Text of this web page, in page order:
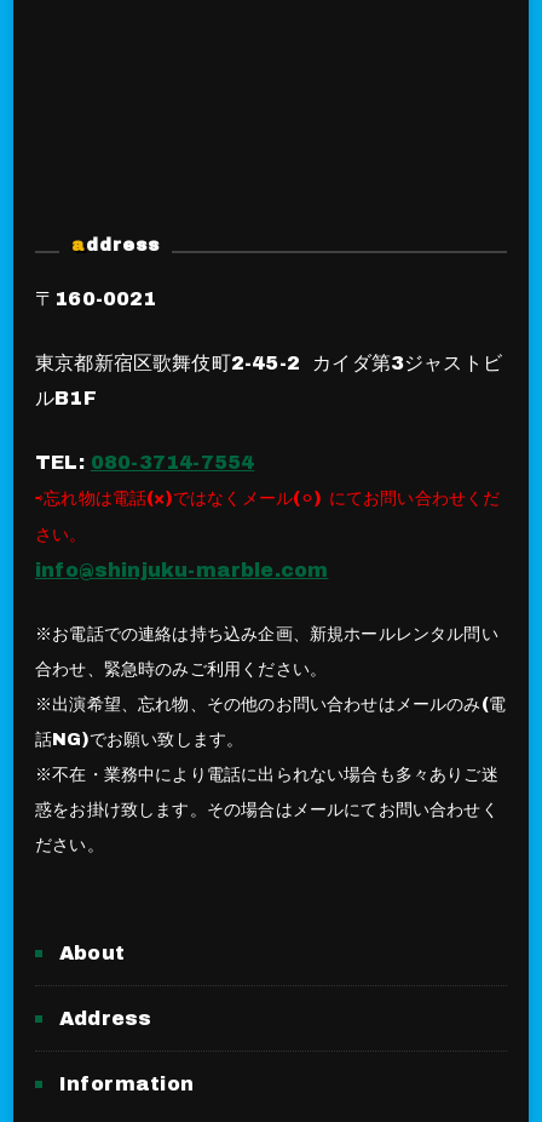
address
〒160-0021
東京都新宿区歌舞伎町2-45-2 カイダ第3ジャストビ
ルB1F
TEL: 080-3714-7554
⇨忘れ物は電話(×)ではなくメール(⚪︎) にてお問い合わせくだ
さい。
info@shinjuku-marble.com
※お電話での連絡は持ち込み企画、新規ホールレンタル問い
合わせ、緊急時のみご利用ください。
※出演希望、忘れ物、その他のお問い合わせはメールのみ(電
話NG)でお願い致します。
※不在・業務中により電話に出られない場合も多々ありご迷
惑をお掛け致します。その場合はメールにてお問い合わせく
ださい。
About
Address
Information